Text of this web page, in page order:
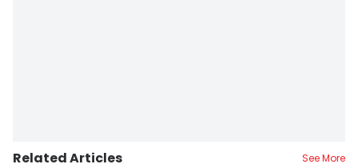
Related Articles See More